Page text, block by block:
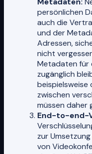
persönlichen
auch die
und der
Adressen,
nicht
Metadaten für
zugänglich
beispielsweise
zwischen
müssen daher
End-to-end-
zur Umsetzung
von